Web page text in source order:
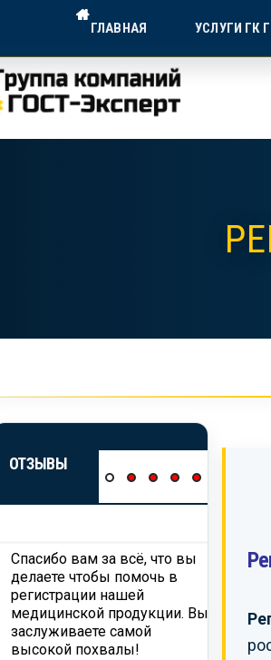
ГОСТ-ЭКСПЕРТ —
Экспертное сопровождение для
ГЛАВНАЯ УСЛУГИ ГК
ОТЗЫВЫ
Спасибо вам за всё, что вы
делаете чтобы помочь в
регистрации нашей
медицинской продукции. Вы
заслуживаете самой
высокой похвалы!